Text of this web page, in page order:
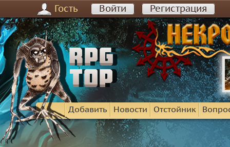
Гость Войти Регистрация
Добавить Новости Отстойник